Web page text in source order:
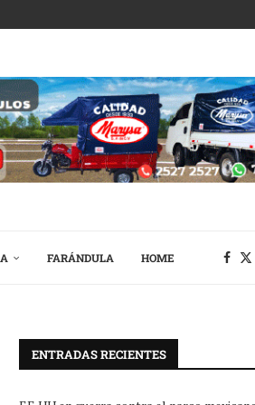
FARÁNDULA HOME
ENTRADAS RECIENTES